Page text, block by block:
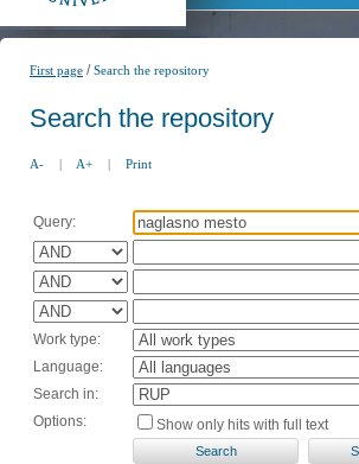
First page /Search the repository
Search the repository
A- | A+ | Print
Query:
Work type:
Language:
Search in:
Options:
Show only hits with full text